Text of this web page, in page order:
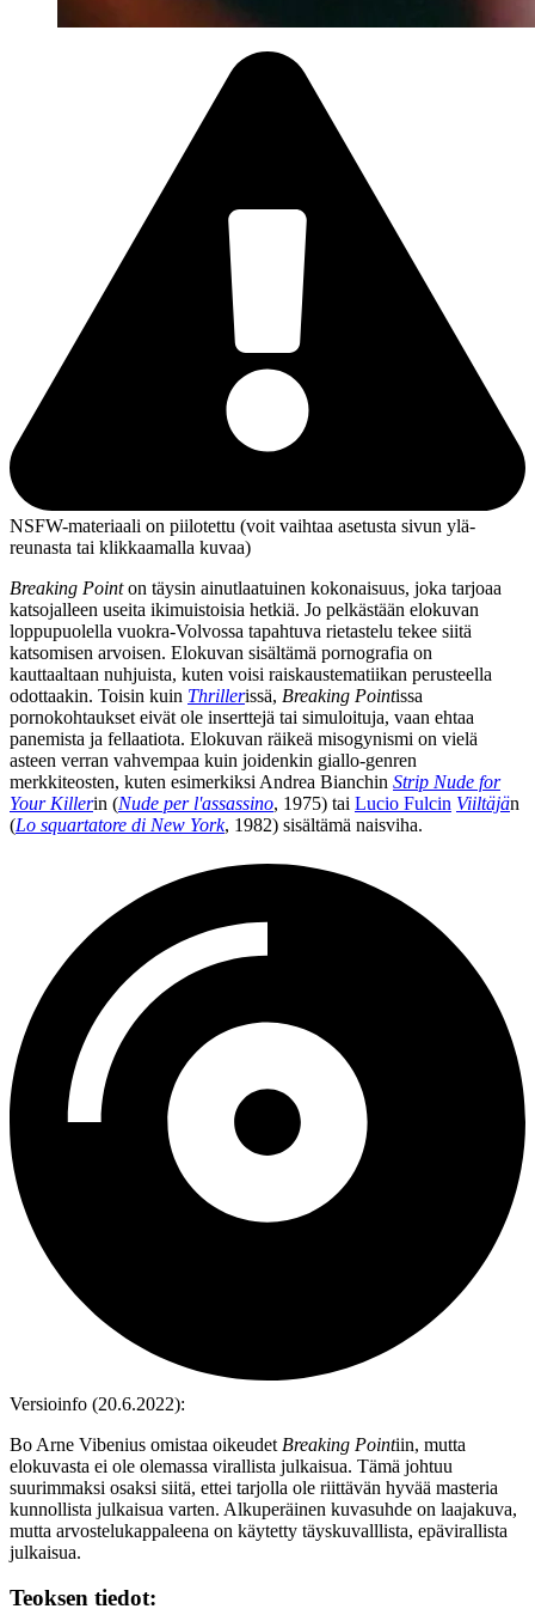
NSFW-materiaali on piilotettu (voit vaihtaa asetusta sivun ylä­
reunasta tai klikkaamalla kuvaa)
Breaking Pointon täysin ainutlaatuinen kokonaisuus, joka tarjoaa
katsojalleen useita ikimuistoisia hetkiä. Jo pelkästään elokuvan
loppupuolella vuokra-Volvossa tapahtuva rietastelu tekee siitä
katsomisen arvoisen. Elokuvan sisältämä pornografia on
kauttaaltaan nuhjuista, kuten voisi raiskaustematiikan perusteella
odottaakin. Toisin kuin Thrillerissä, Breaking Pointissa
pornokohtaukset eivät ole inserttejä tai simuloituja, vaan ehtaa
panemista ja fellaatiota. Elokuvan räikeä misogynismi on vielä
asteen verran vahvempaa kuin joidenkin giallo-genren
merkkiteosten, kuten esimerkiksi Andrea Bianchin Strip Nude for
Your Killerin (Nude per l'assassino, 1975) tai Lucio Fulcin Viiltäjän
(Lo squartatore di New York, 1982) sisältämä naisviha.
Versioinfo (20.6.2022):
Bo Arne Vibenius omistaa oikeudet Breaking Pointiin, mutta
elokuvasta ei ole olemassa virallista julkaisua. Tämä johtuu
suurimmaksi osaksi siitä, ettei tarjolla ole riittävän hyvää masteria
kunnollista julkaisua varten. Alkuperäinen kuvasuhde on laajakuva,
mutta arvostelukappaleena on käytetty täyskuvalllista, epävirallista
julkaisua.
Teoksen tiedot: